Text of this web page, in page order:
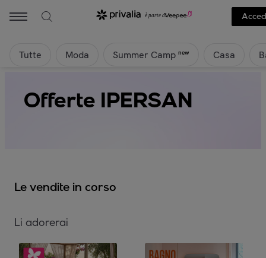
Tutte Moda Summer Camp new Casa
Offerte IPERSAN
Le vendite in corso
Li adorerai